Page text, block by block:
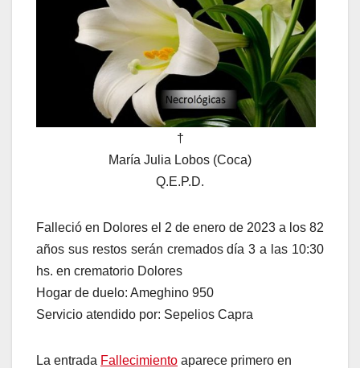
†
María Julia Lobos (Coca)
Q.E.P.D.
Falleció en Dolores el 2 de enero de 2023 a los 82
años sus restos serán cremados día 3 a las 10:30
hs. en crematorio Dolores
Hogar de duelo: Ameghino 950
Servicio atendido por: Sepelios Capra
La entrada Fallecimiento aparece primero en